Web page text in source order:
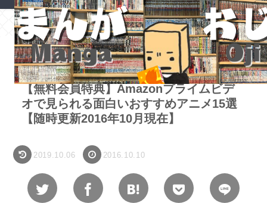
ホーム 漫画・アニメ
【無料会員特典】Amazonプライムビデ
オで見られる面白いおすすめアニメ15選
【随時更新2016年10月現在】
2019.10.06 2016.10.10